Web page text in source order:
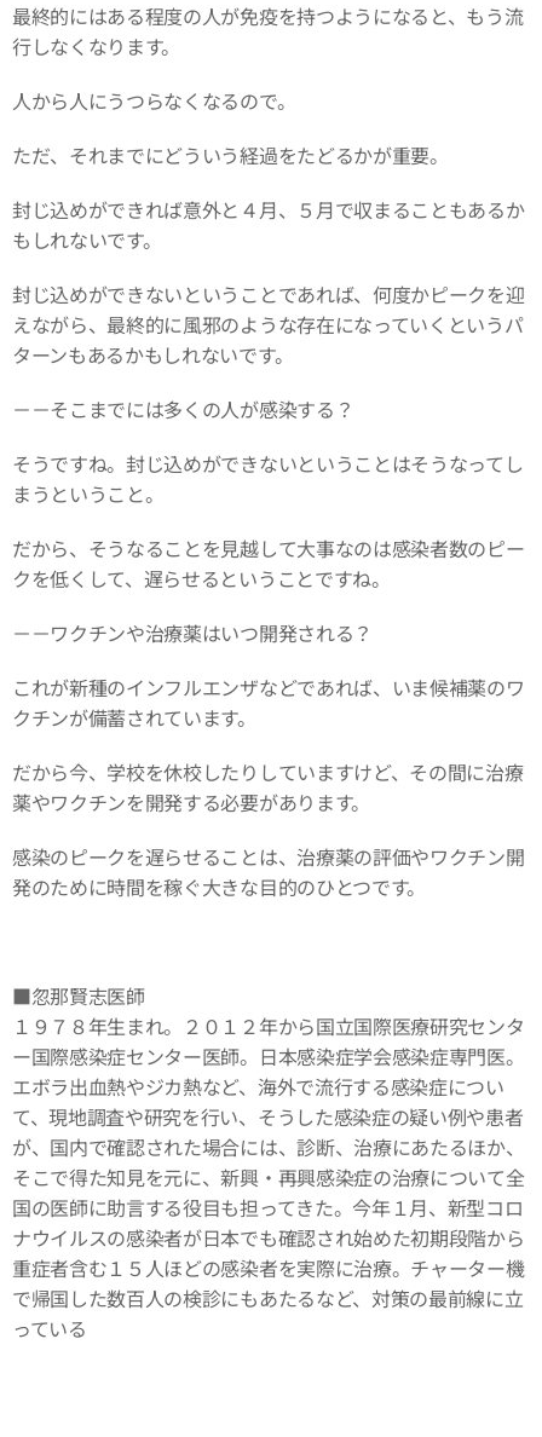
最終的にはある程度の人が免疫を持つようになると、もう流
行しなくなります。
人から人にうつらなくなるので。
ただ、それまでにどういう経過をたどるかが重要。
封じ込めができれば意外と４月、５月で収まることもあるか
もしれないです。
封じ込めができないということであれば、何度かピークを迎
えながら、最終的に風邪のような存在になっていくというパ
ターンもあるかもしれないです。
－－そこまでには多くの人が感染する？
そうですね。封じ込めができないということはそうなってし
まうということ。
だから、そうなることを見越して大事なのは感染者数のピー
クを低くして、遅らせるということですね。
－－ワクチンや治療薬はいつ開発される？
これが新種のインフルエンザなどであれば、いま候補薬のワ
クチンが備蓄されています。
だから今、学校を休校したりしていますけど、その間に治療
薬やワクチンを開発する必要があります。
感染のピークを遅らせることは、治療薬の評価やワクチン開
発のために時間を稼ぐ大きな目的のひとつです。
■忽那賢志医師
１９７８年生まれ。２０１２年から国立国際医療研究センタ
ー国際感染症センター医師。日本感染症学会感染症専門医。
エボラ出血熱やジカ熱など、海外で流行する感染症につい
て、現地調査や研究を行い、そうした感染症の疑い例や患者
が、国内で確認された場合には、診断、治療にあたるほか、
そこで得た知見を元に、新興・再興感染症の治療について全
国の医師に助言する役目も担ってきた。今年１月、新型コロ
ナウイルスの感染者が日本でも確認され始めた初期段階から
重症者含む１５人ほどの感染者を実際に治療。チャーター機
で帰国した数百人の検診にもあたるなど、対策の最前線に立
っている